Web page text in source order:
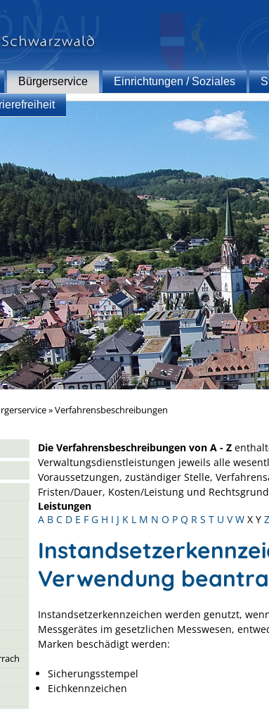
Bürgerservice Einrichtungen / Soziales
»Verfahrensbeschreibungen
Die Verfahrensbeschreibungen von A - Z
Verwaltungsdienstleistungen jeweils alle
Voraussetzungen, zuständiger Stelle,
Fristen/Dauer, Kosten/Leistung und
Leistungen
A B C D E F G H I J K L M N O P Q R S T U V W X Y Z
Verwendung
Instandsetzerkennzeichen werden genutzt,
Messgerätes im gesetzlichen Messwesen,
Marken beschädigt werden:
Sicherungsstempel
Eichkennzeichen